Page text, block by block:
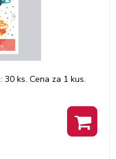
ks. Cena za 1 kus.